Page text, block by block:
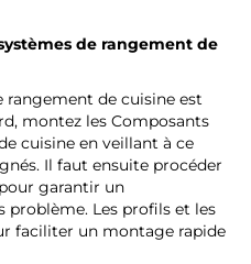
de rangement de
rangement de cuisine est
montez les Composants
cuisine en veillant à ce
Il faut ensuite procéder
garantir un
Les profils et les
faciliter un montage rapide